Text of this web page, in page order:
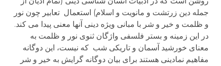
جمله دین زرتشت و مانویت و اسلام) استعمال تعابیر چون نور
و ظلمت و خیر و شر با مبانی ویژه دینی آنها معنی پیدا می کند.
در این زمینه و بستر فلسفی واژگان ثنوی نور و ظلمت به
معنای خورشید آسمان و تاریکی شب که نیست، این دوگانه
مفاهیم نمادینی هستند برای بیان دوگانه گرایش به خیر و شر